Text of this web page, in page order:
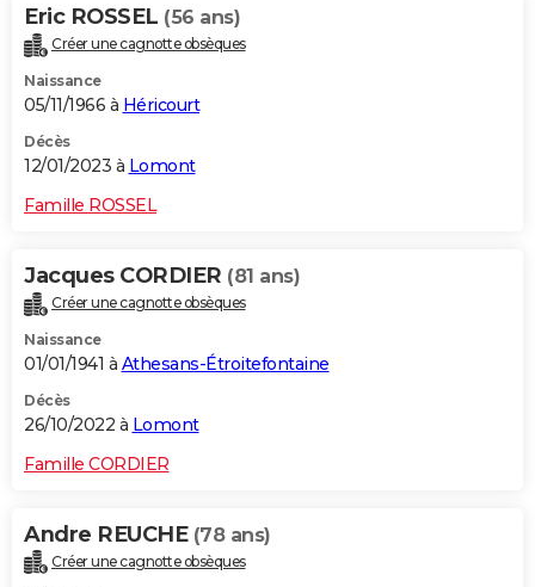
Eric ROSSEL (56 ans)
Créer une cagnotte obsèques
Naissance
05/11/1966 à Héricourt
Décès
12/01/2023 à Lomont
Famille ROSSEL
Jacques CORDIER (81 ans)
Créer une cagnotte obsèques
Naissance
01/01/1941 à Athesans-Étroitefontaine
Décès
26/10/2022 à Lomont
Famille CORDIER
Andre REUCHE (78 ans)
Créer une cagnotte obsèques